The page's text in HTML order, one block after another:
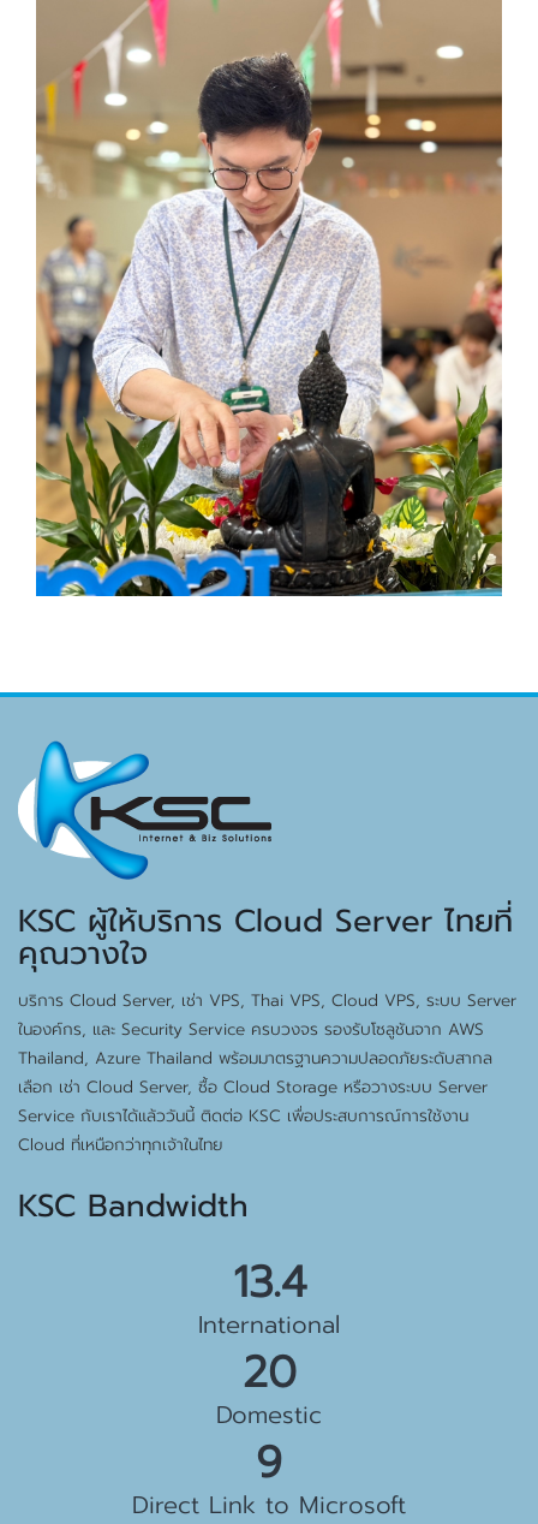
KSC ผู้ให้บริการ Cloud Server ไทยที่
คุณวางใจ
บริการ Cloud Server, เช่า VPS, Thai VPS, Cloud VPS, ระบบ Server
ในองค์กร, และ Security Service ครบวงจร รองรับโซลูชันจาก AWS
Thailand, Azure Thailand พร้อมมาตรฐานความปลอดภัยระดับสากล
เลือก เช่า Cloud Server, ซื้อ Cloud Storage หรือวางระบบ Server
Service กับเราได้แล้ววันนี้ ติดต่อ KSC เพื่อประสบการณ์การใช้งาน
Cloud ที่เหนือกว่าทุกเจ้าในไทย
KSC Bandwidth
15.5 Gbps
International
23 Gbps
Domestic
10 Gbps
Direct Link to Microsoft